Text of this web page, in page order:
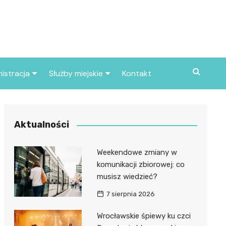
miasta
Służby miejskie
Policja
Kontakt
Aktualności
Weekendowe zmiany w
komunikacji zbiorowej: co
musisz wiedzieć?
7 sierpnia 2026
Wrocławskie śpiewy ku czci